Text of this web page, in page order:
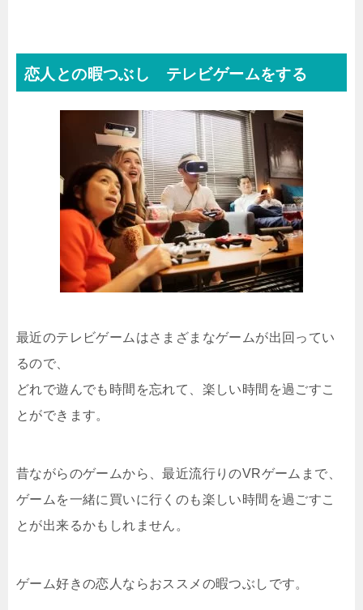
恋人との暇つぶし テレビゲームをする
最近のテレビゲームはさまざまなゲームが出回ってい
るので、
どれで遊んでも時間を忘れて、楽しい時間を過ごすこ
とができます。
昔ながらのゲームから、最近流行りのVRゲームまで、
ゲームを一緒に買いに行くのも楽しい時間を過ごすこ
とが出来るかもしれません。
ゲーム好きの恋人ならおススメの暇つぶしです。